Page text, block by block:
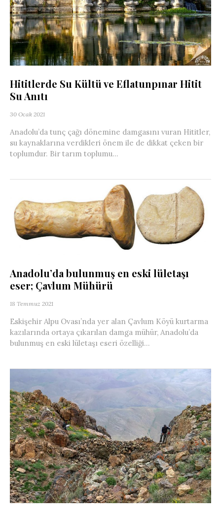
Hititlerde Su Kültü ve Eflatunpınar Hitit
Su Anıtı
30 Ocak 2021
Anadolu’da tunç çağı dönemine damgasını vuran Hititler,
su kaynaklarına verdikleri önem ile de dikkat çeken bir
toplumdur. Bir tarım toplumu...
Anadolu’da bulunmuş en eski lületaşı
eser; Çavlum Mühürü
18 Temmuz 2021
Eskişehir Alpu Ovası’nda yer alan Çavlum Köyü kurtarma
kazılarında ortaya çıkarılan damga mühür, Anadolu’da
bulunmuş en eski lületaşı eseri özelliği...